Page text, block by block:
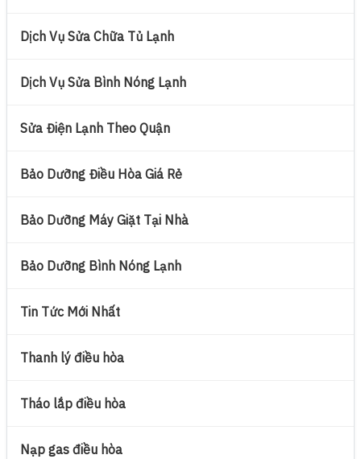
Dịch Vụ Sửa Chữa Tủ Lạnh
Dịch Vụ Sửa Bình Nóng Lạnh
Sửa Điện Lạnh Theo Quận
Bảo Dưỡng Điều Hòa Giá Rẻ
Bảo Dưỡng Máy Giặt Tại Nhà
Bảo Dưỡng Bình Nóng Lạnh
Tin Tức Mới Nhất
Thanh lý điều hòa
Tháo lắp điều hòa
Nạp gas điều hòa